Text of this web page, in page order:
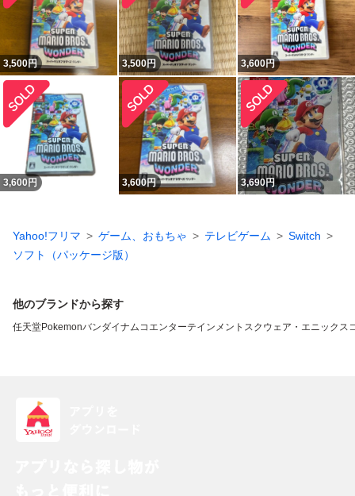
3,500円 3,500円 3,600円
3,600 円 3,600円 3,690円
Yahoo!フリマ ゲーム、おもちゃ テレビゲーム
Switch
ソフト（パッケージ版）
他のブランドから探す
任天堂Pokemonバンダイナムコエンターテインメント スクウェア・エニックス